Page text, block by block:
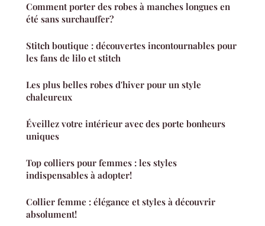
Comment porter des robes à manches longues en
été sans surchauffer?
Stitch boutique : découvertes incontournables pour
les fans de lilo et stitch
Les plus belles robes d'hiver pour un style
chaleureux
Éveillez votre intérieur avec des porte bonheurs
uniques
Top colliers pour femmes : les styles
indispensables à adopter!
Collier femme : élégance et styles à découvrir
absolument!